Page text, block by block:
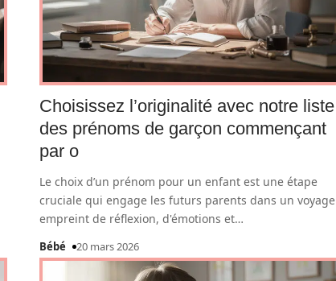
Choisissez l’originalité avec notre liste
des prénoms de garçon commençant
par o
Le choix d’un prénom pour un enfant est une étape
cruciale qui engage les futurs parents dans un voyage
empreint de réflexion, d'émotions et…
Bébé 20 mars 2026